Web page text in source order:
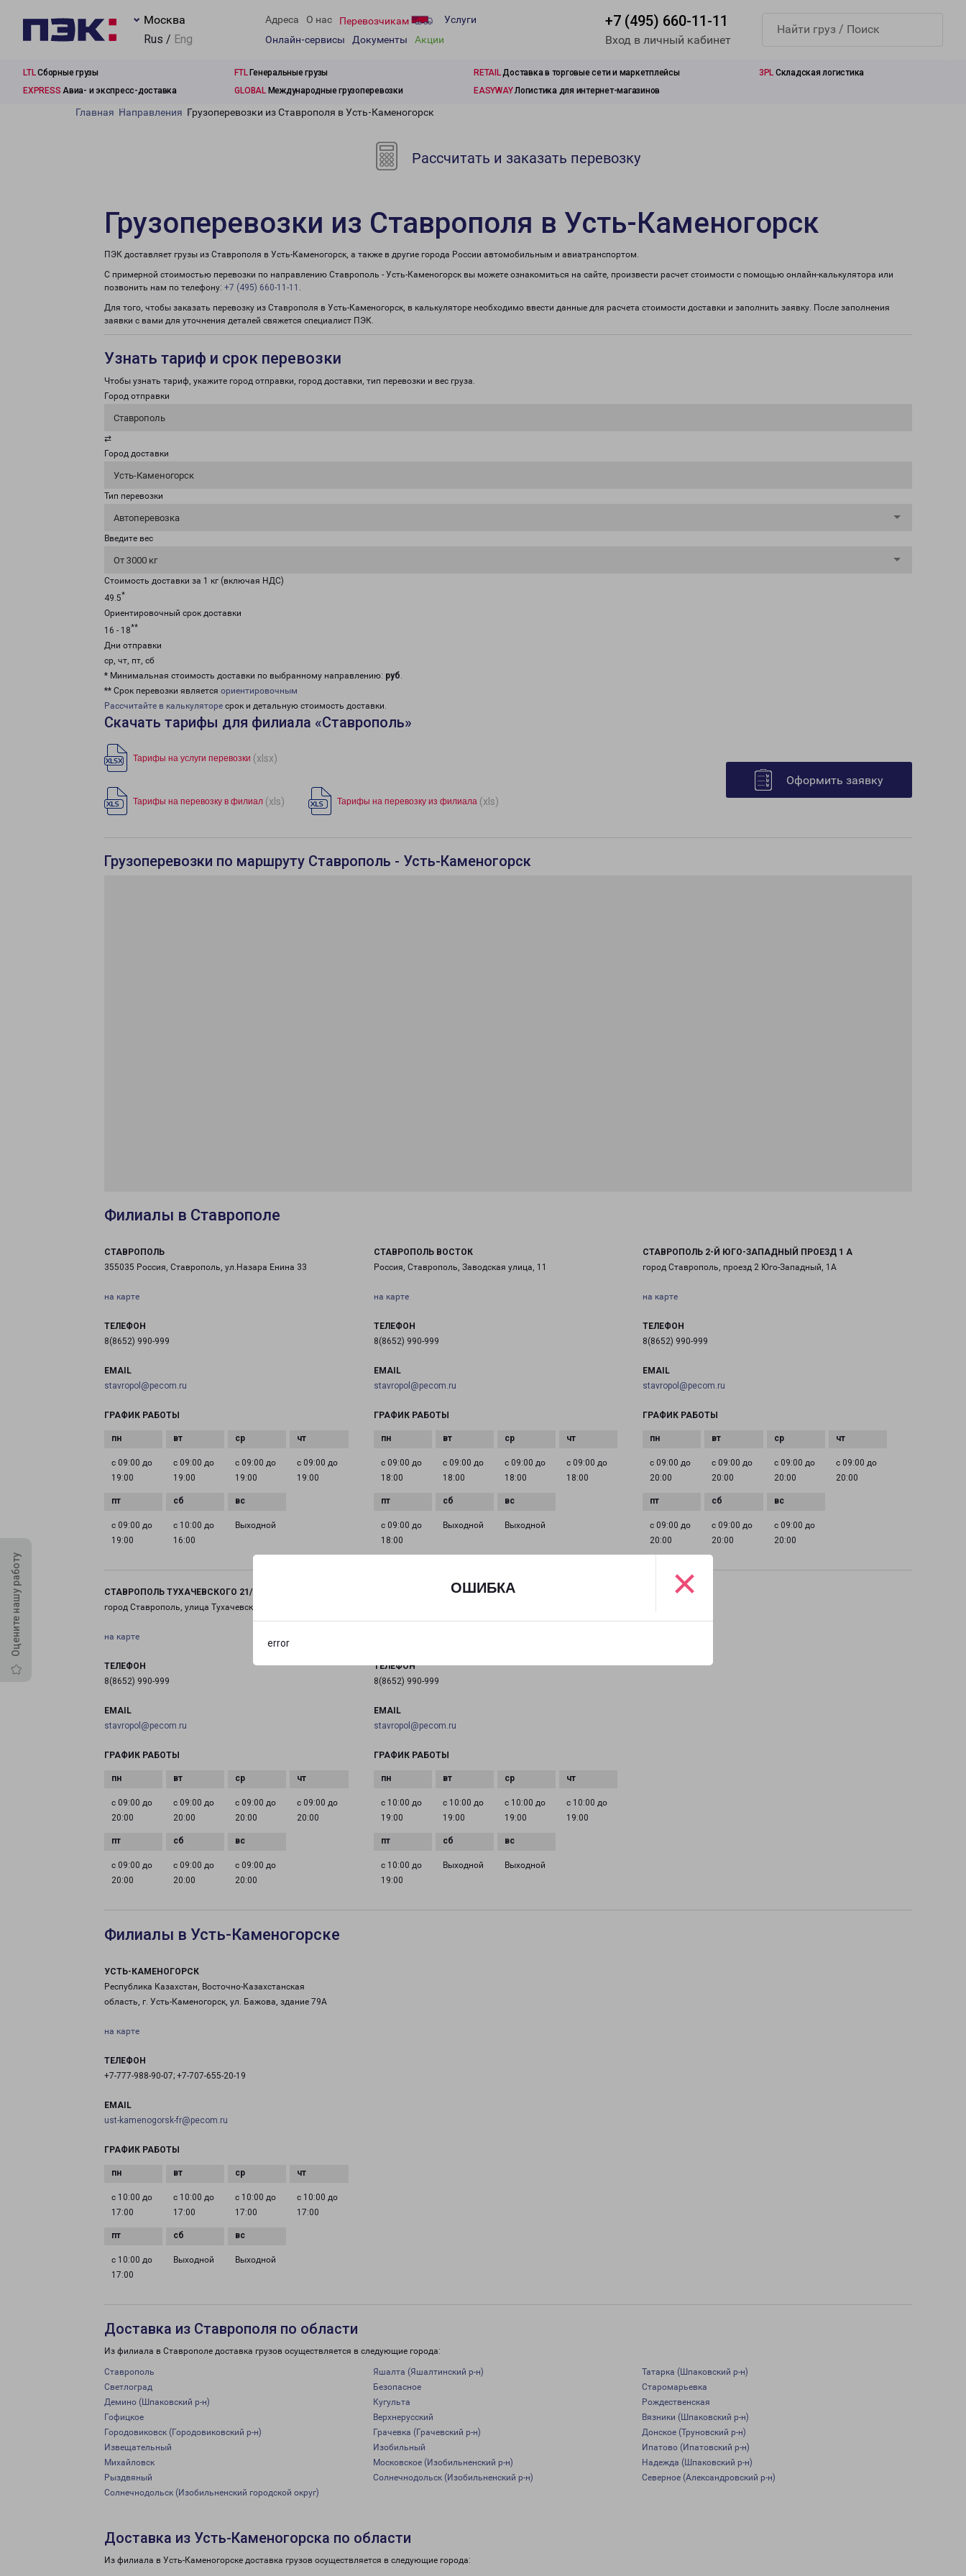
ОШИБКА
error
×
Москва
Rus / Eng
Адреса О нас Перевозчикам
Услуги
Онлайн-сервисы
Документы Акции
+7 (495) 660-11-11
Вход в личный кабинет
LTLСборные грузы FTLГенеральные грузы RETAILДоставка в торговые сети и маркетплейсы 3PL Складская логистика
EXPRESS Авиа- и экспресс-доставка GLOBALМеждународные грузоперевозки EASYWAYЛогистика для интернет-магазинов
Оцените нашу работу
Главная Направления Грузоперевозки из Ставрополя в Усть-Каменогорск
Рассчитать и заказать перевозку
Грузоперевозки из Ставрополя в Усть-Каменогорск
ПЭК доставляет грузы из Ставрополя в Усть-Каменогорск, а также в другие города России автомобильным и авиатранспортом.
С примерной стоимостью перевозки по направлению Ставрополь - Усть-Каменогорск вы можете ознакомиться на сайте, произвести расчет стоимости с помощью онлайн-калькулятора или
позвонить нам по телефону: +7 (495) 660-11-11 .
Для того, чтобы заказать перевозку из Ставрополя в Усть-Каменогорск, в калькуляторе необходимо ввести данные для расчета стоимости доставки и заполнить заявку. После заполнения
заявки с вами для уточнения деталей свяжется специалист ПЭК.
Узнать тариф и срок перевозки
Чтобы узнать тариф, укажите город отправки, город доставки, тип перевозки и вес груза.
Город отправки
Ставрополь
⇄
Город доставки
Усть-Каменогорск
Тип перевозки
Автоперевозка
Введите вес
От 3000 кг
Стоимость доставки за 1 кг (включая НДС)
49.5*
Ориентировочный срок доставки
16 - 18**
Дни отправки
ср, чт, пт, сб
* Минимальная стоимость доставки по выбранному направлению: руб.
** Срок перевозки является ориентировочным
Рассчитайте в калькуляторе срок и детальную стоимость доставки.
Скачать тарифы для филиала «Ставрополь»
Тарифы на услуги перевозки (xlsx)
Тарифы на перевозку в филиал (xls) Тарифы на перевозку из филиала (xls)
Оформить заявку
Грузоперевозки по маршруту Ставрополь - Усть-Каменогорск
Филиалы в Ставрополе
СТАВРОПОЛЬ
355035 Россия, Ставрополь, ул.Назара Енина 33
на карте
ТЕЛЕФОН
8(8652) 990-999
EMAIL
stavropol@pecom.ru
ГРАФИК РАБОТЫ
с 09:00 до
19:00
с 09:00 до
19:00
с 09:00 до
19:00
с 09:00 до
19:00
с 09:00 до
19:00
с 10:00 до
16:00
Выходной
СТАВРОПОЛЬ ВОСТОК
Россия, Ставрополь, Заводская улица, 11
на карте
ТЕЛЕФОН
8(8652) 990-999
EMAIL
stavropol@pecom.ru
ГРАФИК РАБОТЫ
с 09:00 до
18:00
с 09:00 до
18:00
с 09:00 до
18:00
с 09:00 до
18:00
с 09:00 до
18:00
Выходной Выходной
СТАВРОПОЛЬ 2-Й ЮГО-ЗАПАДНЫЙ ПРОЕЗД 1 А
город Ставрополь, проезд 2 Юго-Западный, 1А
на карте
ТЕЛЕФОН
8(8652) 990-999
EMAIL
stavropol@pecom.ru
ГРАФИК РАБОТЫ
с 09:00 до
20:00
с 09:00 до
20:00
с 09:00 до
20:00
с 09:00 до
20:00
с 09:00 до
20:00
с 09:00 до
20:00
с 09:00 до
20:00
СТАВРОПОЛЬ ТУХАЧЕВСКОГО 21/1
город Ставрополь, улица Тухачевского, 21 корпус 1
на карте
ТЕЛЕФОН
8(8652) 990-999
EMAIL
stavropol@pecom.ru
ГРАФИК РАБОТЫ
с 09:00 до
20:00
с 09:00 до
20:00
с 09:00 до
20:00
с 09:00 до
20:00
с 09:00 до
20:00
с 09:00 до
20:00
с 09:00 до
20:00
МИХАЙЛОВСК ЛОГАЧЕВСКАЯ 108
ТЕЛЕФОН
8(8652) 990-999
EMAIL
stavropol@pecom.ru
ГРАФИК РАБОТЫ
с 10:00 до
19:00
с 10:00 до
19:00
с 10:00 до
19:00
с 10:00 до
19:00
с 10:00 до
19:00
Выходной Выходной
Филиалы в Усть-Каменогорске
УСТЬ-КАМЕНОГОРСК
Республика Казахстан, Восточно-Казахстанская
область, г. Усть-Каменогорск, ул. Бажова, здание 79А
на карте
ТЕЛЕФОН
+7-777-988-90-07; +7-707-655-20-19
EMAIL
ust-kamenogorsk-fr@pecom.ru
ГРАФИК РАБОТЫ
с 10:00 до
17:00
с 10:00 до
17:00
с 10:00 до
17:00
с 10:00 до
17:00
с 10:00 до
17:00
Выходной Выходной
Доставка из Ставрополя по области
Из филиала в Ставрополе доставка грузов осуществляется в следующие города:
Ставрополь Яшалта (Яшалтинский р-н)
Татарка (Шпаковский р-н)
Светлоград
Безопасное
Старомарьевка
Демино (Шпаковский р-н)
Кугульта
Рождественская
Гофицкое
Верхнерусский
Вязники (Шпаковский р-н)
Городовиковск (Городовиковский р-н)
Грачевка (Грачевский р-н)
Донское (Труновский р-н)
Извещательный
Изобильный
Ипатово (Ипатовский р-н)
Михайловск
Московское (Изобильненский р-н)
Надежда (Шпаковский р-н)
Рыздвяный
Солнечнодольск (Изобильненский р-н)
Северное (Александровский р-н)
Солнечнодольск (Изобильненский городской округ)
Доставка из Усть-Каменогорска по области
Из филиала в Усть-Каменогорске доставка грузов осуществляется в следующие города: